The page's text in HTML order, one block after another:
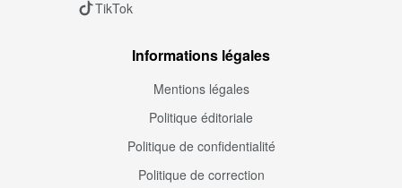
TikTok
Informations légales
Mentions légales
Politique éditoriale
Politique de confidentialité
Politique de correction